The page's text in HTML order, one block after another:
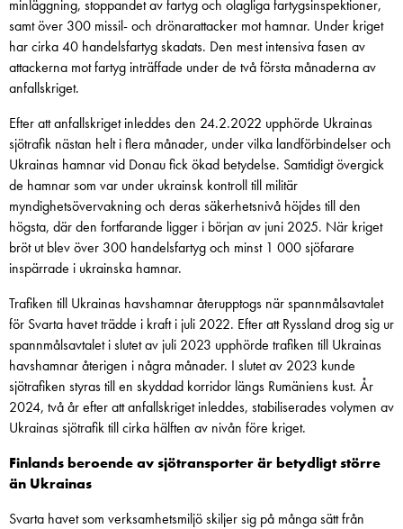
minläggning, stoppandet av fartyg och olagliga fartygsinspektioner,
samt över 300 missil- och drönarattacker mot hamnar. Under kriget
har cirka 40 handelsfartyg skadats. Den mest intensiva fasen av
attackerna mot fartyg inträffade under de två första månaderna av
anfallskriget.
Efter att anfallskriget inleddes den 24.2.2022 upphörde Ukrainas
sjötrafik nästan helt i flera månader, under vilka landförbindelser och
Ukrainas hamnar vid Donau fick ökad betydelse. Samtidigt övergick
de hamnar som var under ukrainsk kontroll till militär
myndighetsövervakning och deras säkerhetsnivå höjdes till den
högsta, där den fortfarande ligger i början av juni 2025. När kriget
bröt ut blev över 300 handelsfartyg och minst 1 000 sjöfarare
inspärrade i ukrainska hamnar.
Trafiken till Ukrainas havshamnar återupptogs när spannmålsavtalet
för Svarta havet trädde i kraft i juli 2022. Efter att Ryssland drog sig ur
spannmålsavtalet i slutet av juli 2023 upphörde trafiken till Ukrainas
havshamnar återigen i några månader. I slutet av 2023 kunde
sjötrafiken styras till en skyddad korridor längs Rumäniens kust. År
2024, två år efter att anfallskriget inleddes, stabiliserades volymen av
Ukrainas sjötrafik till cirka hälften av nivån före kriget.
Finlands beroende av sjötransporter är betydligt större
än Ukrainas
Svarta havet som verksamhetsmiljö skiljer sig på många sätt från